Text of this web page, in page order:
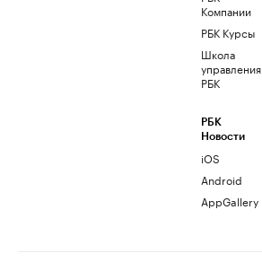
Компании
РБК Курсы
Школа
управления
РБК
РБК
Новости
iOS
Android
AppGallery